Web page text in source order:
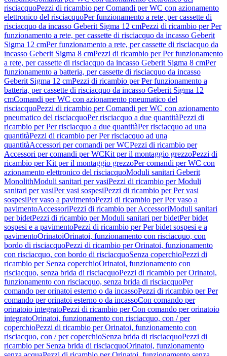
risciacquoPezzi di ricambio per Comandi per WC con azionamento
elettronico del risciacquoPer funzionamento a rete, per cassette di
risciacquo da incasso Geberit Sigma 12 cmPezzi di ricambio per Per
funzionamento a rete, per cassette di risciacquo da incasso Geberit
Sigma 12 cmPer funzionamento a rete, per cassette di risciacquo da
incasso Geberit Sigma 8 cmPezzi di ricambio per Per funzionamento
a rete, per cassette di risciacquo da incasso Geberit Sigma 8 cmPer
funzionamento a batteria, per cassette di risciacquo da incasso
Geberit Sigma 12 cmPezzi di ricambio per Per funzionamento a
batteria, per cassette di risciacquo da incasso Geberit Sigma 12
cmComandi per WC con azionamento pneumatico del
risciacquoPezzi di ricambio per Comandi per WC con azionamento
pneumatico del risciacquoPer risciacquo a due quantitàPezzi di
ricambio per Per risciacquo a due quantitàPer risciacquo ad una
quantitàPezzi di ricambio per Per risciacquo ad una
quantitàAccessori per comandi per WCPezzi di ricambio per
Accessori per comandi per WCKit per il montaggio grezzoPezzi di
ricambio per Kit per il montaggio grezzoPer comandi per WC con
azionamento elettronico del risciacquoModuli sanitari Geberit
MonolithModuli sanitari per vasiPezzi di ricambio per Moduli
sanitari per vasiPer vasi sospesiPezzi di ricambio per Per vasi
sospesiPer vaso a pavimentoPezzi di ricambio per Per vaso a
pavimentoAccessoriPezzi di ricambio per AccessoriModuli sanitari
per bidetPezzi di ricambio per Moduli sanitari per bidetPer bidet
sospesi e a pavimentoPezzi di ricambio per Per bidet sospesi e a
pavimentoOrinatoiOrinatoi, funzionamento con risciacquo, con
bordo di risciacquoPezzi di ricambio per Orinatoi, funzionamento
con risciacquo, con bordo di risciacquoSenza coperchioPezzi di
ricambio per Senza coperchioOrinatoi, funzionamento con
risciacquo, senza brida di risciacquoPezzi di ricambio per Orinatoi,
funzionamento con risciacquo, senza brida di risciacquoPer
comando per orinatoi esterno o da incassoPezzi di ricambio per Per
comando per orinatoi esterno o da incassoCon comando per
orinatoio integratoPezzi di ricambio per Con comando per orinatoio
integratoOrinatoi, funzionamento con risciacquo, con / per
coperchioPezzi di ricambio per Orinatoi, funzionamento con
risciacquo, con / per coperchioSenza brida di risciacquoPezzi di
ricambio per Senza brida di risciacquoOrinatoi, funzionamento